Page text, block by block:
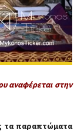
αναφέρεται στην
τα παραπτώματα